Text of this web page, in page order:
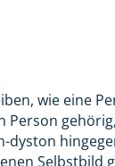
wie eine
Person
Selbstbild